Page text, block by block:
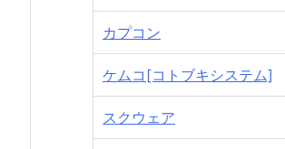
カプコン
ケムコ[コトブキシステム]
スクウェア